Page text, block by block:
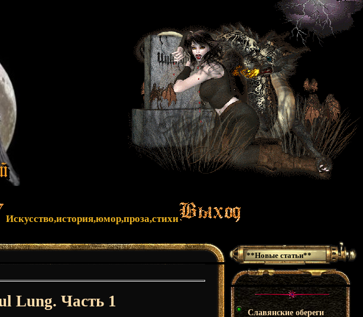
Искусство,история,юмор,проза,стихи
Lung. Часть 1
**Новые статьи**
Славянские обереги